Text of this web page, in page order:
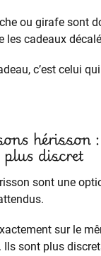
ou girafe sont
les cadeaux
c’est celui
hérisson
discret
sont une
sur le
sont plus